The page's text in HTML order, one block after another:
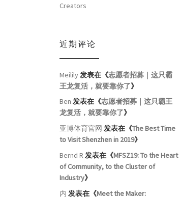
Creators
近期评论
Meilily 发表在《志愿者招募｜这只霸
王龙复活，就要靠你了》
Ben 发表在《志愿者招募｜这只霸王
龙复活，就要靠你了》
亚博体育官网 发表在《The Best Time
to Visit Shenzhen in 2019》
Bernd R 发表在《MFSZ19: To the Heart
of Community, to the Cluster of
Industry》
内 发表在《Meet the Maker: